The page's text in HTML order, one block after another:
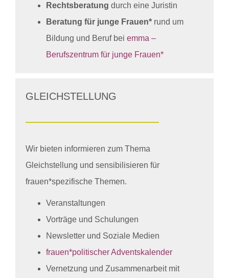
Rechtsberatung durch eine Juristin
Beratung für junge Frauen* rund um
Bildung und Beruf bei emma –
Berufszentrum für junge Frauen*
GLEICHSTELLUNG
Wir bieten informieren zum Thema
Gleichstellung und sensibilisieren für
frauen*spezifische Themen.
Veranstaltungen
Vorträge und Schulungen
Newsletter und Soziale Medien
frauen*politischer Adventskalender
Vernetzung und Zusammenarbeit mit